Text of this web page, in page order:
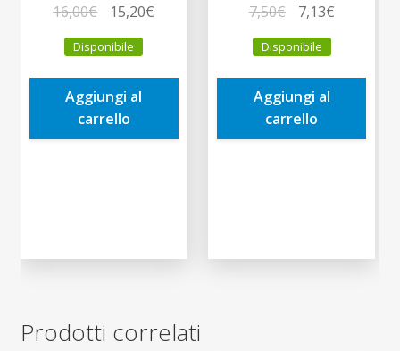
16,00€
prezzo
originale
era:
16,00€.
15,20€
è:
Disponibile
Aggiungi al
carrello
7,50€
prezzo
originale
era:
7,50€.
7,13€Il
è:
Disponibile
Aggiungi al
carrello
Prodotti correlati